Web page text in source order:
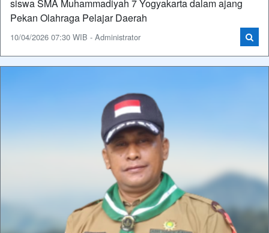
siswa SMA Muhammadiyah 7 Yogyakarta dalam ajang
Pekan Olahraga Pelajar Daerah
10/04/2026 07:30 WIB - Administrator